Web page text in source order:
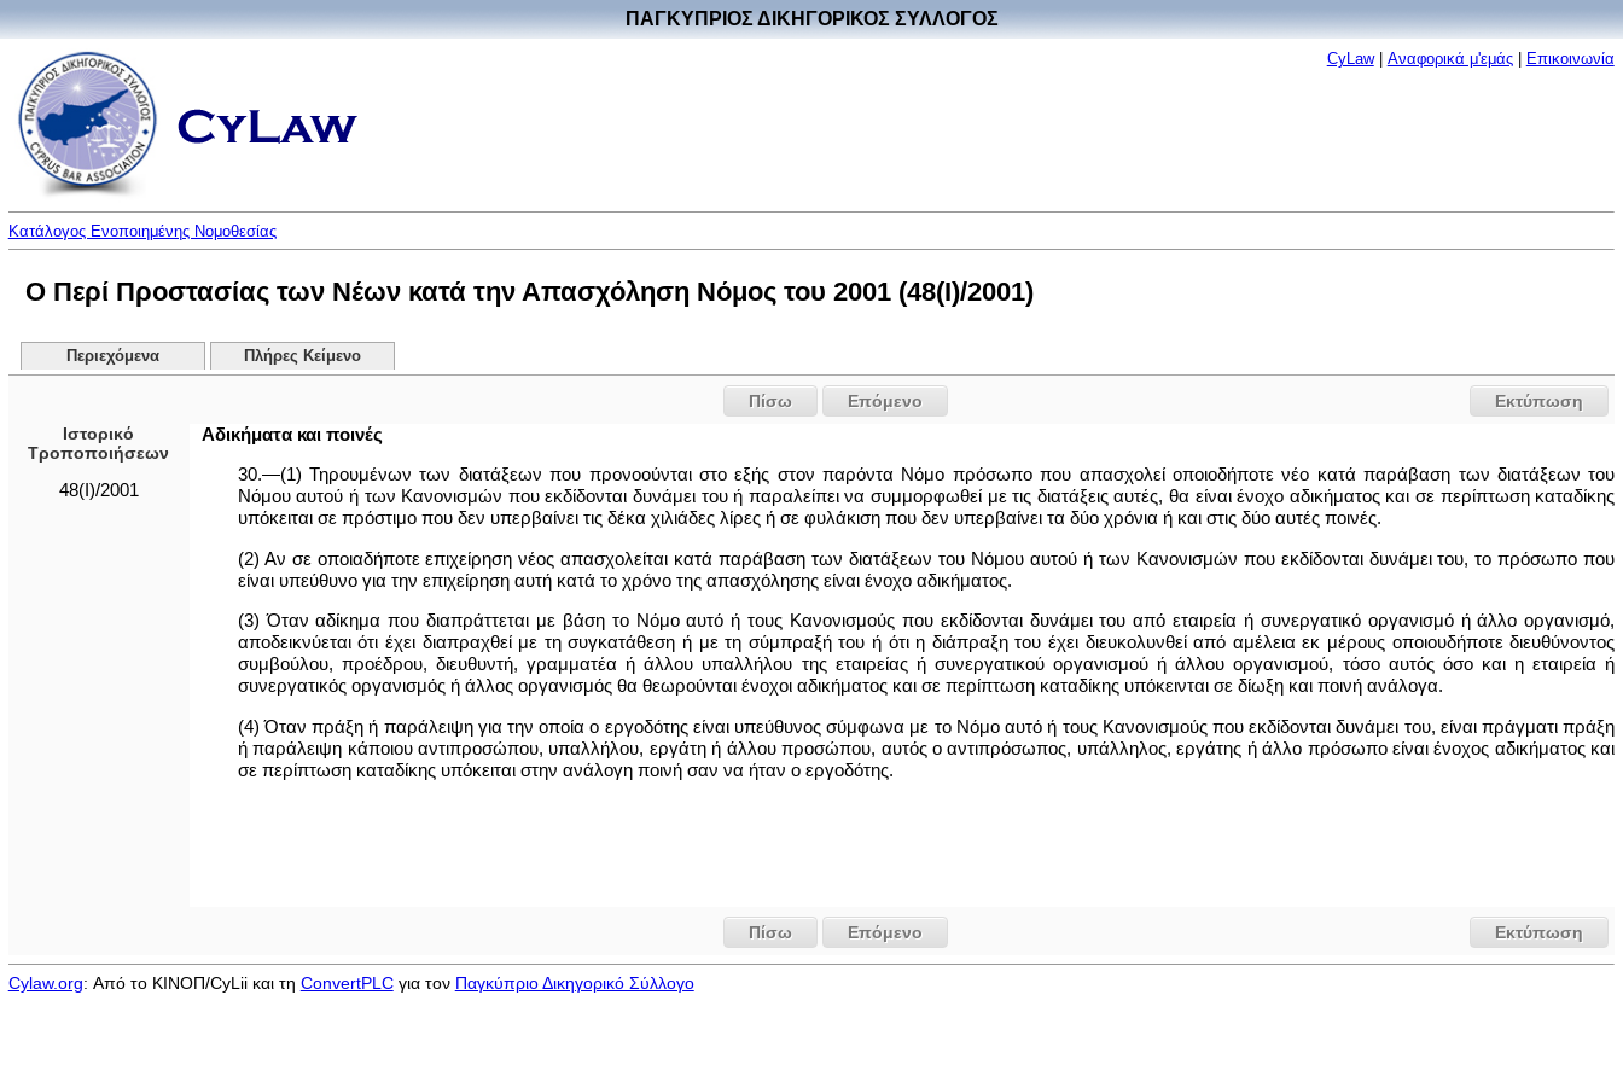
ΠΑΓΚΥΠΡΙΟΣ ΔΙΚΗΓΟΡΙΚΟΣ ΣΥΛΛΟΓΟΣ
CyLaw| Αναφορικά μ'εμάς| Επικοινωνία
Κατάλογος Ενοποιημένης Νομοθεσίας
Ο Περί Προστασίας των Νέων κατά την Απασχόληση Νόμος του 2001 (48(I)/2001)
Περιεχόμενα Πλήρες Κείμενο
Εκτύπωση
Πίσω
Επόμενο
Ιστορικό
Τροποποιήσεων
48(I)/2001
Αδικήματα και ποινές
30.—(1) Τηρουμένων των διατάξεων που προνοούνται στο εξής στον παρόντα Νόμο πρόσωπο που απασχολεί οποιοδήποτε νέο κατά παράβαση των διατάξεων του
Νόμου αυτού ή των Κανονισμών που εκδίδονται δυνάμει του ή παραλείπει να συμμορφωθεί με τις διατάξεις αυτές, θα είναι ένοχο αδικήματος και σε περίπτωση καταδίκης
υπόκειται σε πρόστιμο που δεν υπερβαίνει τις δέκα χιλιάδες λίρες ή σε φυλάκιση που δεν υπερβαίνει τα δύο χρόνια ή και στις δύο αυτές ποινές.
(2) Αν σε οποιαδήποτε επιχείρηση νέος απασχολείται κατά παράβαση των διατάξεων του Νόμου αυτού ή των Κανονισμών που εκδίδονται δυνάμει του, το πρόσωπο που
είναι υπεύθυνο για την επιχείρηση αυτή κατά το χρόνο της απασχόλησης είναι ένοχο αδικήματος.
(3) Όταν αδίκημα που διαπράττεται με βάση το Νόμο αυτό ή τους Κανονισμούς που εκδίδονται δυνάμει του από εταιρεία ή συνεργατικό οργανισμό ή άλλο οργανισμό,
αποδεικνύεται ότι έχει διαπραχθεί με τη συγκατάθεση ή με τη σύμπραξή του ή ότι η διάπραξη του έχει διευκολυνθεί από αμέλεια εκ μέρους οποιουδήποτε διευθύνοντος
συμβούλου, προέδρου, διευθυντή, γραμματέα ή άλλου υπαλλήλου της εταιρείας ή συνεργατικού οργανισμού ή άλλου οργανισμού, τόσο αυτός όσο και η εταιρεία ή
συνεργατικός οργανισμός ή άλλος οργανισμός θα θεωρούνται ένοχοι αδικήματος και σε περίπτωση καταδίκης υπόκεινται σε δίωξη και ποινή ανάλογα.
(4) Όταν πράξη ή παράλειψη για την οποία ο εργοδότης είναι υπεύθυνος σύμφωνα με το Νόμο αυτό ή τους Κανονισμούς που εκδίδονται δυνάμει του, είναι πράγματι πράξη
ή παράλειψη κάποιου αντιπροσώπου, υπαλλήλου, εργάτη ή άλλου προσώπου, αυτός ο αντιπρόσωπος, υπάλληλος, εργάτης ή άλλο πρόσωπο είναι ένοχος αδικήματος και
σε περίπτωση καταδίκης υπόκειται στην ανάλογη ποινή σαν να ήταν ο εργοδότης.
Εκτύπωση
Πίσω Επόμενο
Cylaw.org: Από το ΚΙΝOΠ/CyLii και τη ConvertPLCγια τον Παγκύπριο Δικηγορικό Σύλλογο